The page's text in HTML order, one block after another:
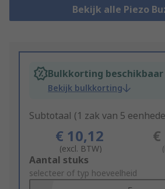
Bekijk alle Piezo
Bulkkorting beschikbaar
Bekijk bulkkorting
Subtotaal (1 zak van 5
€ 10,12
(excl. BTW)
€
Add
to
Aantal stuks
selecteer of typ hoeveelheid